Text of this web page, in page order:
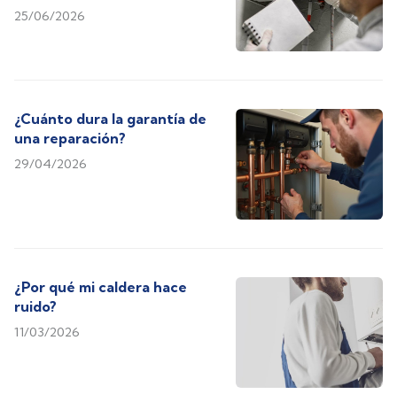
25/06/2026
¿Cuánto dura la garantía de
una reparación?
29/04/2026
¿Por qué mi caldera hace
ruido?
11/03/2026